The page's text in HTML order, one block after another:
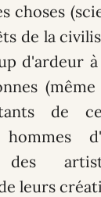
choses
de la
d'ardeur à
de
des
leurs